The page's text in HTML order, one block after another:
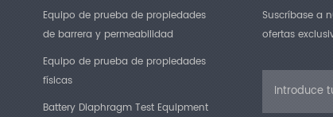
Equipo de prueba de propiedades
de barrera y permeabilidad
Equipo de prueba de propiedades
físicas
Battery Diaphragm Test Equipment
Suscríbase a
ofertas